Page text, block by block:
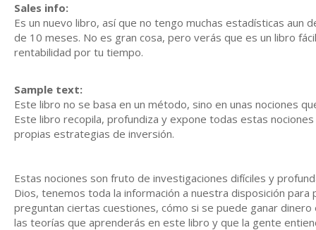
Sales info:
Es un nuevo libro, así que no tengo muchas estadísticas
de 10 meses. No es gran cosa, pero verás que es un libro
rentabilidad por tu tiempo.
Sample text:
Este libro no se basa en un método, sino en unas nociones
Este libro recopila, profundiza y expone todas estas
propias estrategias de inversión.
Estas nociones son fruto de investigaciones difíciles y
Dios, tenemos toda la información a nuestra disposición
preguntan ciertas cuestiones, cómo si se puede ganar
las teorías que aprenderás en este libro y que la gente